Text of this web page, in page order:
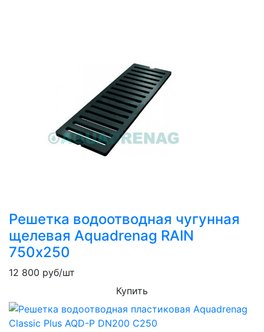
Решетка водоотводная чугунная
щелевая Aquadrenag RAIN
750х250
12 800 руб/шт
Купить